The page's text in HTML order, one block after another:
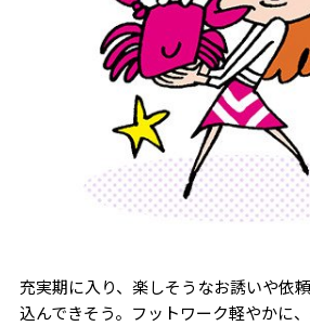
充実期に入り、楽しそうなお誘いや依
込んできそう。フットワーク軽やかに